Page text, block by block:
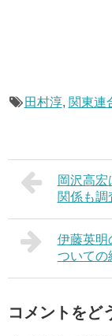
田村淳, 関東連
岡沢高
関係も調
伊藤英明
ついての
コメントをど